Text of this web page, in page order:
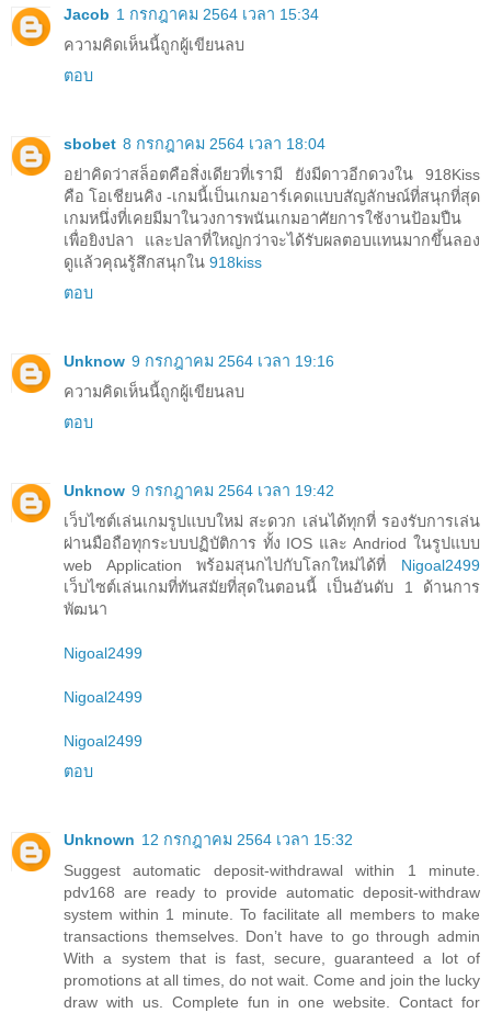
Jacob 1 กรกฎาคม 2564 เวลา 15:34
ความคิดเห็นนี้ถูกผู้เขียนลบ
ตอบ
sbobet 8 กรกฎาคม 2564 เวลา 18:04
อย่าคิดว่าสล็อตคือสิ่งเดียวที่เรามี ยังมีดาวอีกดวงใน 918Kiss
คือ โอเชียนคิง -เกมนี้เป็นเกมอาร์เคดแบบสัญลักษณ์ที่สนุกที่สุด
เกมหนึ่งที่เคยมีมาในวงการพนันเกมอาศัยการใช้งานป้อมปืน
เพื่อยิงปลา และปลาที่ใหญ่กว่าจะได้รับผลตอบแทนมากขึ้นลอง
ดูแล้วคุณรู้สึกสนุกใน 918kiss
ตอบ
Unknow 9 กรกฎาคม 2564 เวลา 19:16
ความคิดเห็นนี้ถูกผู้เขียนลบ
ตอบ
Unknow 9 กรกฎาคม 2564 เวลา 19:42
เว็บไซต์เล่นเกมรูปแบบใหม่ สะดวก เล่นได้ทุกที่ รองรับการเล่น
ผ่านมือถือทุกระบบปฏิบัติการ ทั้ง IOS และ Andriod ในรูปแบบ
web Application พร้อมสุนกไปกับโลกใหม่ได้ที่ Nigoal2499
เว็บไซต์เล่นเกมที่ทันสมัยที่สุดในตอนนี้ เป็นอันดับ 1 ด้านการ
พัฒนา
Nigoal2499
Nigoal2499
Nigoal2499
ตอบ
Unknown 12 กรกฎาคม 2564 เวลา 15:32
Suggest automatic deposit-withdrawal within 1 minute.
pdv168 are ready to provide automatic deposit-withdraw
system within 1 minute. To facilitate all members to make
transactions themselves. Don’t have to go through admin
With a system that is fast, secure, guaranteed a lot of
promotions at all times, do not wait. Come and join the lucky
draw with us. Complete fun in one website. Contact for